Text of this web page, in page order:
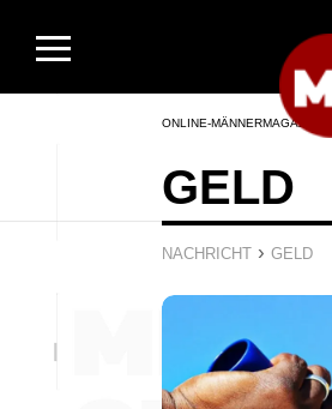
ONLINE-MÄNNERMAGAZIN
GELD
NACHRICHT › GELD